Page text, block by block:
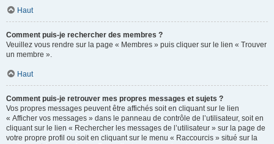
Haut
Comment puis-je rechercher des membres ?
Veuillez vous rendre sur la page « Membres » puis cliquer sur le lien « Trouver
un membre ».
Haut
Comment puis-je retrouver mes propres messages et sujets ?
Vos propres messages peuvent être affichés soit en cliquant sur le lien
« Afficher vos messages » dans le panneau de contrôle de l’utilisateur, soit en
cliquant sur le lien « Rechercher les messages de l’utilisateur » sur la page de
votre propre profil ou soit en cliquant sur le menu « Raccourcis » situé sur la